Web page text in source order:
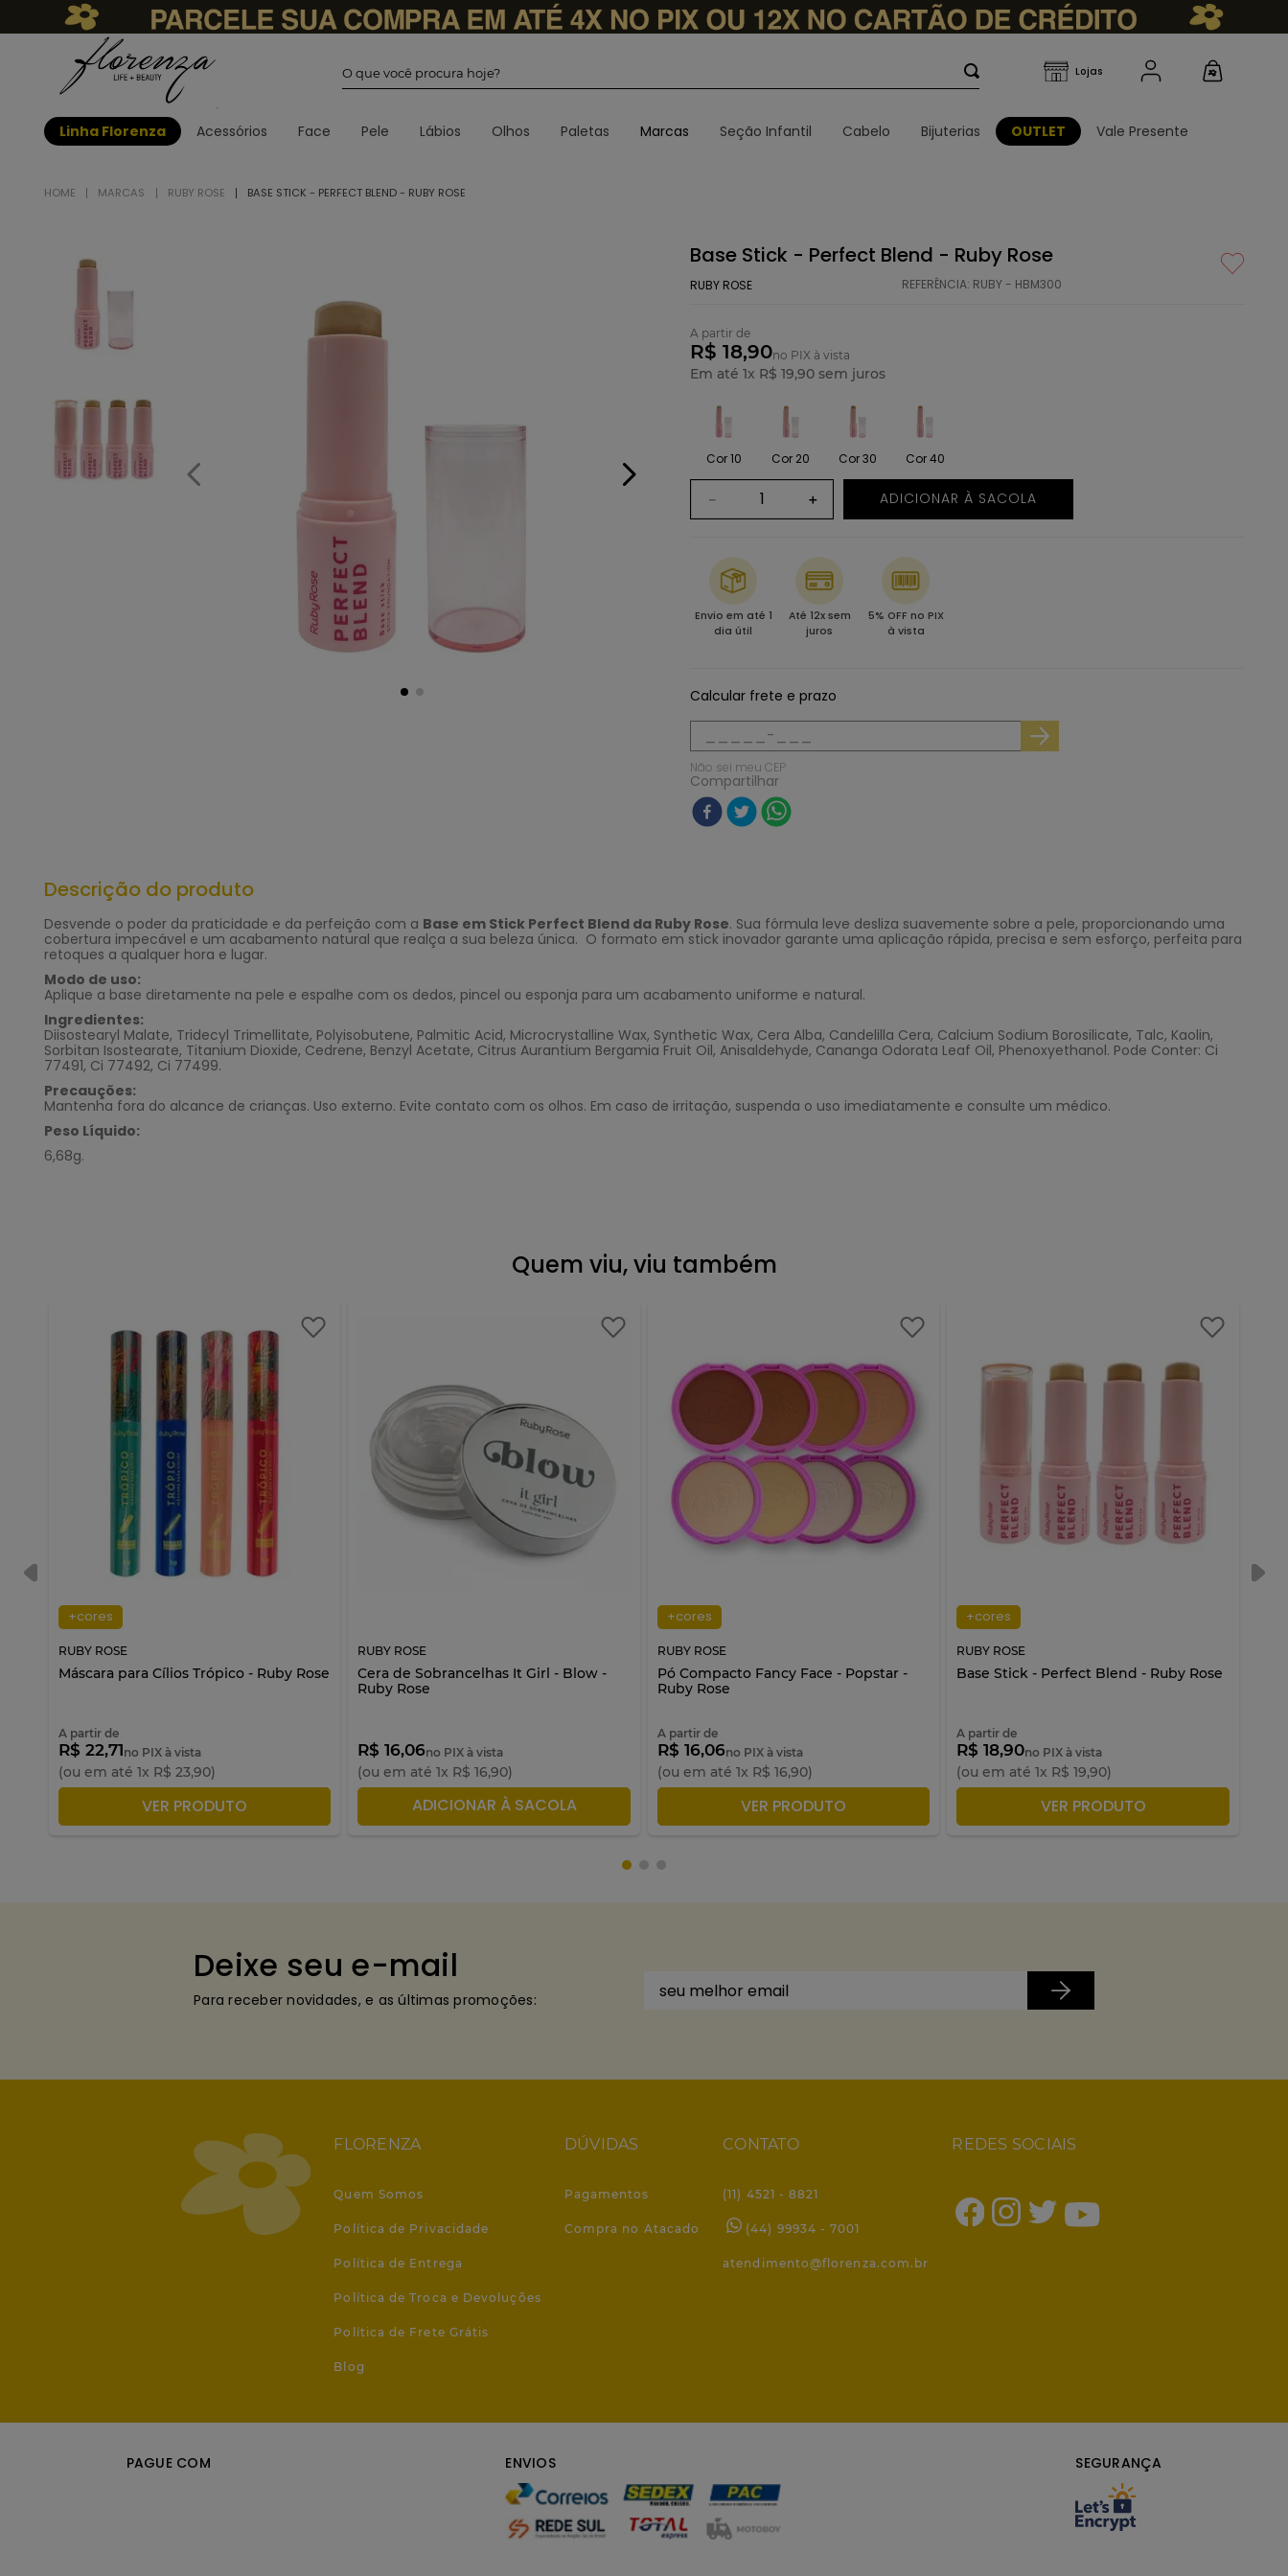
Linha Florenza Acessórios Face Pele Lábios Olhos Paletas Marcas Seção Infantil Cabelo Bijuterias OUTLET Vale Presente
MARCAS RUBY ROSE BASE STICK - PERFECT BLEND - RUBY ROSE
Base Stick - Perfect Blend - Ruby Rose
RUBY ROSE REFERÊNCIA: RUBY - HBM300
A partir de
R$ 18,90no PIX à vista
Em até 1x R$ 19,90 sem juros
Cor 10 Cor 20 Cor 30 Cor 40
＋
－ ADICIONAR À SACOLA
Envio em até 1
dia útil
Até 12x sem
juros
5% OFF no PIX
à vista
Calcular frete e prazo
Não sei meu CEP
Compartilhar
Descrição do produto
Desvende o poder da praticidade e da perfeição com a Base em Stick Perfect Blend da Ruby Rose. Sua fórmula leve desliza suavemente sobre a pele, proporcionando uma
cobertura impecável e um acabamento natural que realça a sua beleza única. O formato em stick inovador garante uma aplicação rápida, precisa e sem esforço, perfeita para
retoques a qualquer hora e lugar.
Modo de uso:
Aplique a base diretamente na pele e espalhe com os dedos, pincel ou esponja para um acabamento uniforme e natural.
Ingredientes:
Diisostearyl Malate, Tridecyl Trimellitate, Polyisobutene, Palmitic Acid, Microcrystalline Wax, Synthetic Wax, Cera Alba, Candelilla Cera, Calcium Sodium Borosilicate, Talc, Kaolin,
Sorbitan Isostearate, Titanium Dioxide, Cedrene, Benzyl Acetate, Citrus Aurantium Bergamia Fruit Oil, Anisaldehyde, Cananga Odorata Leaf Oil, Phenoxyethanol. Pode Conter: Ci
77491, Ci 77492, Ci 77499.
Precauções:
Mantenha fora do alcance de crianças. Uso externo. Evite contato com os olhos. Em caso de irritação, suspenda o uso imediatamente e consulte um médico.
Peso Líquido:
6,68g.
Quem viu, viu também
+cores
RUBY ROSE
Máscara para Cílios Trópico - Ruby Rose
A partir de
R$ 22,71no PIX à vista
(ou em até 1x R$ 23,90)
ADICIONAR À SACOLA
VER PRODUTO
RUBY ROSE
Cera de Sobrancelhas It Girl - Blow -
Ruby Rose
R$ 16,06no PIX à vista
(ou em até1x R$ 16,90)
ADICIONAR À SACOLA
+cores
RUBY ROSE
Pó Compacto Fancy Face - Popstar -
Ruby Rose
A partir de
R$ 16,06no PIX à vista
(ou em até 1x R$ 16,90)
ADICIONAR À SACOLA
VER PRODUTO
+cores
RUBY ROSE
Base Stick - Perfect Blend - Ruby Rose
A partir de
R$ 18,90no PIX à vista
(ou em até1x R$ 19,90)
ADICIONAR À SACOLA
VER PRODUTO
Deixe seu e-mail
Para receber novidades, e as últimas promoções:
FLORENZA
Quem Somos
Política de Privacidade
Política de Entrega
Política de Troca e Devoluções
Política de Frete Grátis
Blog
DÚVIDAS
Pagamentos
Compra no Atacado
CONTATO
(11) 4521 - 8821
(44) 99934 - 7001
atendimento@florenza.com.br
REDES SOCIAIS
PAGUE COM ENVIOS SEGURANÇA